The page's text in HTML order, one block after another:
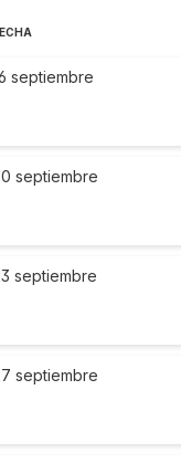
septiembre
septiembre
septiembre
septiembre